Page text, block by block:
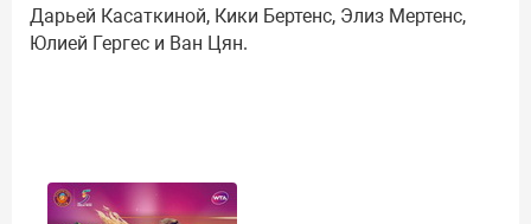
Дарьей Касаткиной, Кики Бертенс, Элиз Мертенс,
Юлией Гергес и Ван Цян.